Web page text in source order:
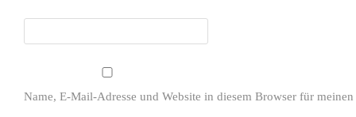
Name, E-Mail-Adresse und Website in diesem Browser für